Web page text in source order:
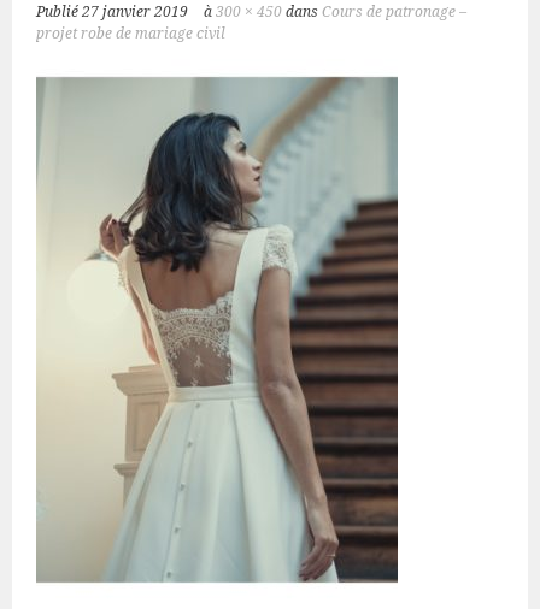
Publié27 janvier 2019 à300 × 450 dansCours de patronage –
projet robe de mariage civil